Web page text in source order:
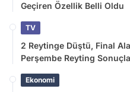
Geçiren Özellik Belli Oldu
TV
2 Reytinge Düştü, Final
Perşembe Reyting
Ekonomi